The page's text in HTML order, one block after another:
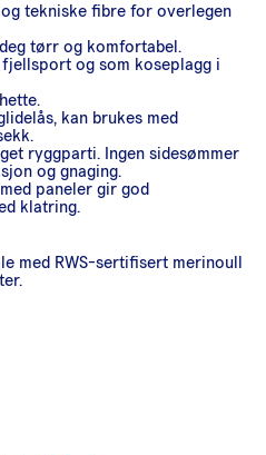
tekniske fibre for overlegen
tørr og komfortabel.
fjellsport og som koseplagg i
kan brukes med
ryggparti. Ingen sidesømmer
og gnaging.
paneler gir god
klatring.
med RWS-sertifisert merinoull